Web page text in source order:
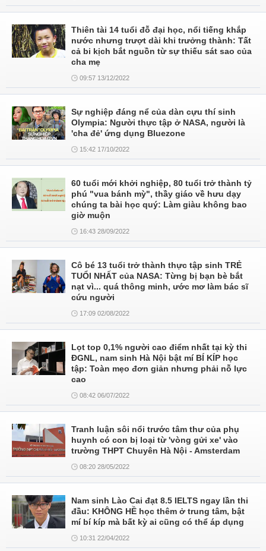
Thiên tài 14 tuổi đỗ đại học, nổi tiếng khắp
nước nhưng trượt dài khi trưởng thành: Tất
cả bi kịch bắt nguồn từ sự thiếu sát sao của
cha mẹ
09:57 13/12/2022
Sự nghiệp đáng nể của dàn cựu thí sinh
Olympia: Người thực tập ở NASA, người là
'cha đẻ' ứng dụng Bluezone
15:42 17/10/2022
60 tuổi mới khởi nghiệp, 80 tuổi trở thành tỷ
phú "vua bánh mỳ", thầy giáo về hưu dạy
chúng ta bài học quý: Làm giàu không bao
giờ muộn
16:43 28/09/2022
Cô bé 13 tuổi trở thành thực tập sinh TRẺ
TUỔI NHẤT của NASA: Từng bị bạn bè bắt
nạt vì... quá thông minh, ước mơ làm bác sĩ
cứu người
17:09 02/08/2022
Lọt top 0,1% người cao điểm nhất tại kỳ thi
ĐGNL, nam sinh Hà Nội bật mí BÍ KÍP học
tập: Toàn mẹo đơn giản nhưng phải nỗ lực
cao
08:42 06/07/2022
Tranh luận sôi nổi trước tâm thư của phụ
huynh có con bị loại từ 'vòng gửi xe' vào
trường THPT Chuyên Hà Nội - Amsterdam
08:20 28/05/2022
Nam sinh Lào Cai đạt 8.5 IELTS ngay lần thi
đầu: KHÔNG HỀ học thêm ở trung tâm, bật
mí bí kíp mà bất kỳ ai cũng có thể áp dụng
10:31 22/04/2022